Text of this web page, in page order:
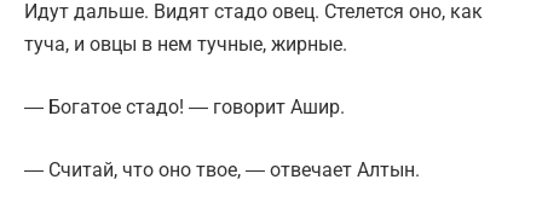
Идут дальше. Видят стадо овец. Стелется оно, как
туча, и овцы в нем тучные, жирные.
― Богатое стадо! ― говорит Ашир.
― Считай, что оно твое, ― отвечает Алтын.